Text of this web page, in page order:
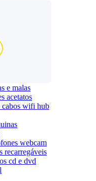
e malas
acetatos
cabos wifi hub
webcam
recarregáveis
cd e dvd